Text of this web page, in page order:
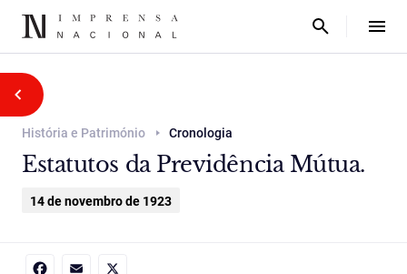
História e Património Cronologia
Estatutos da Previdência Mútua.
14 de novembro de 1923